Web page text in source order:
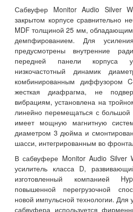
Сабвуфер Monitor Audio Silver
закрытом корпусе сравнительно
MDF толщиной 25 мм, обладающим
демпфированием. Для
предусмотрены внутренние
передней панели корпуса
низкочастотный динамик
комбинированным диффузором
жесткая диафрагма, не
вибрациям, установлена на
линейно перемещаться с
имеет мощную магнитную
диаметром 3 дюйма и
шасси, интегрированным во
В сабвуфере Monitor Audio Silver
усилитель класса D,
изготовленный компанией
повышенной перегрузочной
новой импульсной технологии. Для
сабвуфера используется